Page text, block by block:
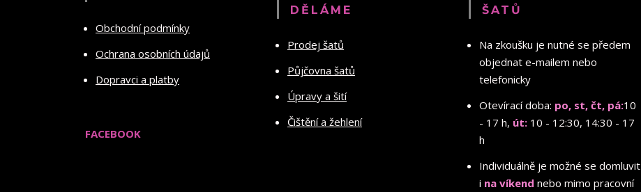
Obchodní podmínky
Ochrana osobních údajů
Dopravci a platby
FACEBOOK
DĚLÁME
Prodej šatů
Půjčovna šatů
Úpravy a šití
Čištění a žehlení
ŠATŮ
Na zkoušku je nutné se předem
objednat e-mailem nebo
telefonicky
Otevírací doba: po, st, čt, pá:10
- 17 h, út: 10 - 12:30, 14:30 - 17
h
Individuálně je možné se domluvit
i na víkend nebo mimo pracovní